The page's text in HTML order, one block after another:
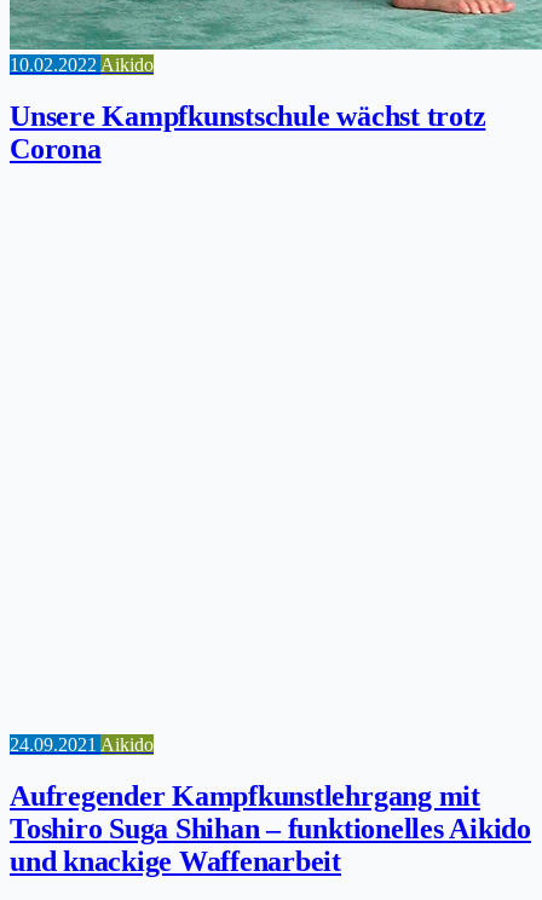
10.02.2022 Aikido
Unsere Kampfkunstschule wächst trotz
Corona
24.09.2021 Aikido
Aufregender Kampfkunstlehrgang mit
Toshiro Suga Shihan – funktionelles Aikido
und knackige Waffenarbeit